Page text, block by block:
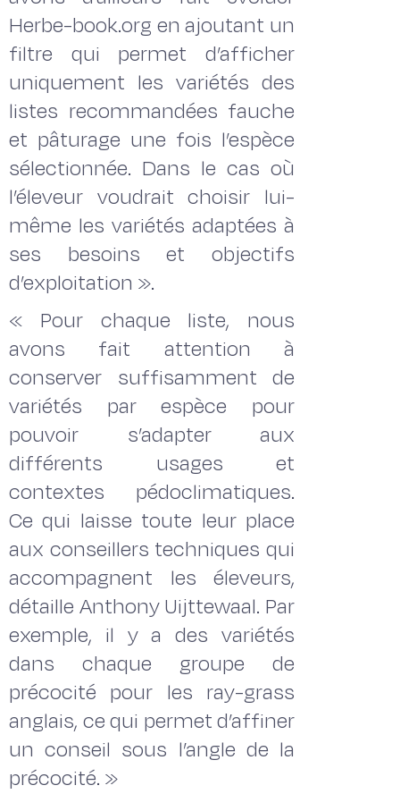
Herbe-book.org en ajoutant un
filtre qui permet d’afficher
uniquement les variétés des
listes recommandées fauche
et pâturage une fois l’espèce
sélectionnée. Dans le cas où
l’éleveur voudrait choisir lui-
même les variétés adaptées à
ses besoins et objectifs
d’exploitation ».
« Pour chaque liste, nous
avons fait attention à
conserver suffisamment de
variétés par espèce pour
pouvoir s’adapter aux
différents usages et
contextes pédoclimatiques.
Ce qui laisse toute leur place
aux conseillers techniques qui
accompagnent les éleveurs,
détaille Anthony Uijttewaal. Par
exemple, il y a des variétés
dans chaque groupe de
précocité pour les ray-grass
anglais, ce qui permet d’affiner
un conseil sous l’angle de la
précocité. »